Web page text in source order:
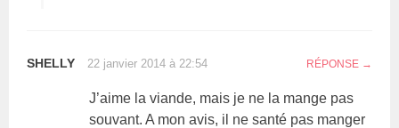
SHELLY 22 janvier 2014 à 22:54 RÉPONSE
J’aime la viande, mais je ne la mange pas
souvant. A mon avis, il ne santé pas manger